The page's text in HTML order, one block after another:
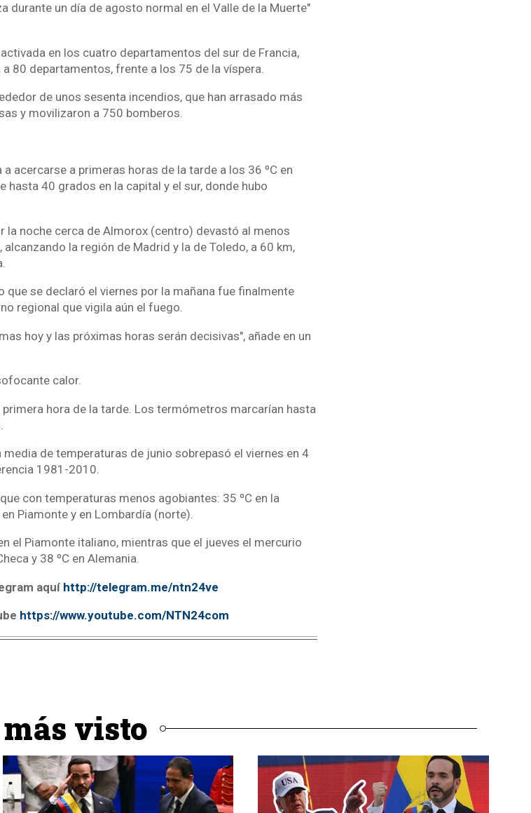
durante un día de agosto normal en el Valle de la Muerte"
en los cuatro departamentos del sur de Francia,
80 departamentos, frente a los 75 de la víspera.
de unos sesenta incendios, que han arrasado más
y movilizaron a 750 bomberos.
acercarse a primeras horas de la tarde a los 36 ºC en
hasta 40 grados en la capital y el sur, donde hubo
la noche cerca de Almorox (centro) devastó al menos
la región de Madrid y la de Toledo, a 60 km,
que se declaró el viernes por la mañana fue finalmente
regional que vigila aún el fuego.
hoy y las próximas horas serán decisivas", añade en un
calor.
primera hora de la tarde. Los termómetros marcarían hasta
de temperaturas de junio sobrepasó el viernes en 4
1981-2010.
con temperaturas menos agobiantes: 35 ºC en la
Piamonte y en Lombardía (norte).
el Piamonte italiano, mientras que el jueves el mercurio
y 38 ºC en Alemania.
aquí http://telegram.me/ntn24ve
https://www.youtube.com/NTN24com
visto